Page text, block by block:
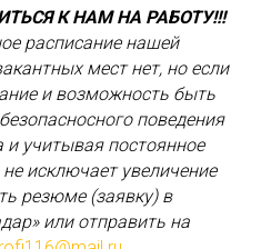
К НАМ НА РАБОТУ!!!
расписание нашей
мест нет, но если
и возможность быть
поведения
и учитывая постоянное
исключает увеличение
резюме (заявку) в
или отправить на